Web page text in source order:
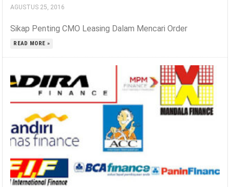
AGUSTUS 25, 2016
Sikap Penting CMO Leasing Dalam Mencari Order
READ MORE »